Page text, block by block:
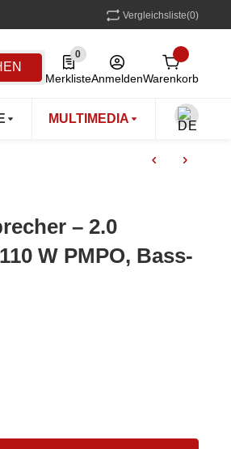
Vergleichsliste(0)
0
0 Produkte in der Liste
MerklisteAnmeldenWarenkorb
MULTIMEDIA
– 2.0
W PMPO, Bass-